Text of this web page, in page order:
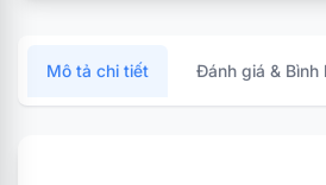
Mô tả chi tiết Đánh giá & Bình